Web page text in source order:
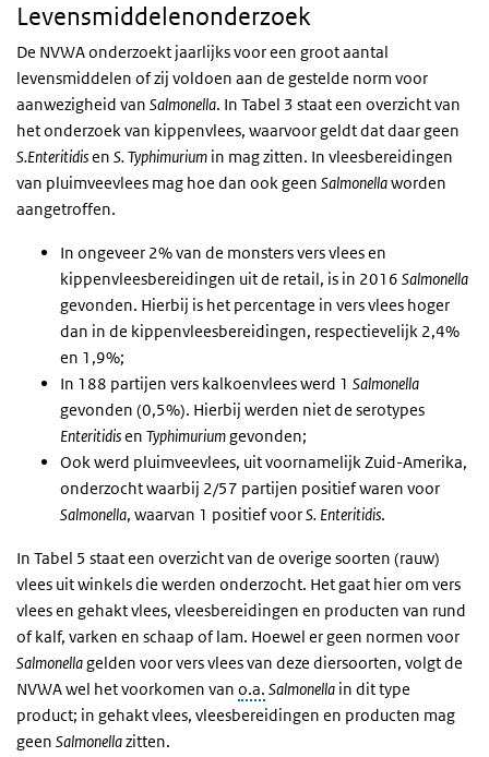
Levensmiddelenonderzoek
De NVWA onderzoekt jaarlijks voor een groot aantal
levensmiddelen of zij voldoen aan de gestelde norm voor
aanwezigheid van Salmonella. In Tabel 3 staat een overzicht van
het onderzoek van kippenvlees, waarvoor geldt dat daar geen
S.Enteritidisen S.Typhimurium in mag zitten. In vleesbereidingen
van pluimveevlees mag hoe dan ook geen Salmonellaworden
aangetroffen.
In ongeveer 2% van de monsters vers vlees en
kippenvleesbereidingen uit de retail, is in 2016 Salmonella
gevonden. Hierbij is het percentage in vers vlees hoger
dan in de kippenvleesbereidingen, respectievelijk 2,4%
en 1,9%;
In 188 partijen vers kalkoenvlees werd 1 Salmonella
gevonden (0,5%). Hierbij werden niet de serotypes
Enteritidisen Typhimuriumgevonden;
Ook werd pluimveevlees, uit voornamelijk Zuid-Amerika,
onderzocht waarbij 2/57 partijen positief waren voor
Salmonella, waarvan 1 positief voorS. Enteritidis.
In Tabel 5 staat een overzicht van de overige soorten (rauw)
vlees uit winkels die werden onderzocht. Het gaat hier om vers
vlees en gehakt vlees, vleesbereidingen en producten van rund
of kalf, varken en schaap of lam. Hoewel er geen normen voor
Salmonellagelden voor vers vlees van deze diersoorten, volgt de
NVWA wel het voorkomen van o.a. Salmonella in dit type
product; in gehakt vlees, vleesbereidingen en producten mag
geen Salmonellazitten.